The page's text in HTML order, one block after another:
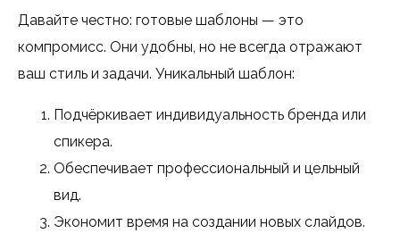
Давайте честно: готовые шаблоны — это
компромисс. Они удобны, но не всегда отражают
ваш стиль и задачи. Уникальный шаблон:
Подчёркивает индивидуальность бренда или
спикера.
Обеспечивает профессиональный и цельный
вид.
Экономит время на создании новых слайдов.